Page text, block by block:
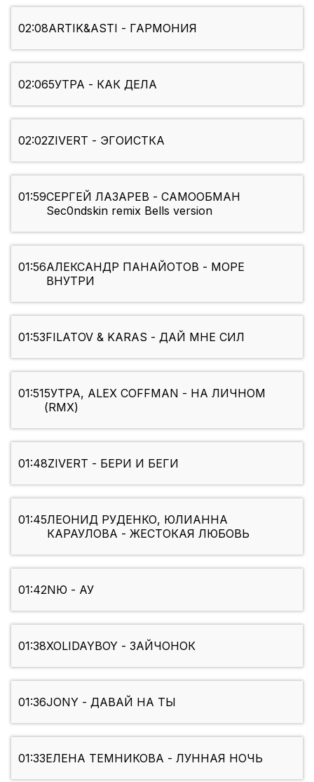
02:08ARTIK&ASTI - ГАРМОНИЯ
02:065УТРА - КАК ДЕЛА
02:02ZIVERT - ЭГОИСТКА
01:59СЕРГЕЙ ЛАЗАРЕВ - САМООБМАН
Sec0ndskin remix Bells version
01:56АЛЕКСАНДР ПАНАЙОТОВ - МОРЕ
ВНУТРИ
01:53FILATOV & KARAS - ДАЙ МНЕ СИЛ
01:515УТРА, ALEX COFFMAN - НА ЛИЧНОМ
(RMX)
01:48ZIVERT - БЕРИ И БЕГИ
01:45ЛЕОНИД РУДЕНКО, ЮЛИАННА
КАРАУЛОВА - ЖЕСТОКАЯ ЛЮБОВЬ
01:42NЮ - АУ
01:38XOLIDAYBOY - ЗАЙЧОНОК
01:36JONY - ДАВАЙ НА ТЫ
01:33ЕЛЕНА ТЕМНИКОВА - ЛУННАЯ НОЧЬ